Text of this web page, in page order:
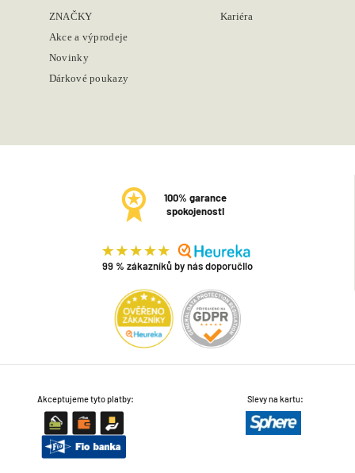
ZNAČKY
Akce a výprodeje
Novinky
Dárkové poukazy
Kariéra
100% garance
spokojenosti
99 % zákazníků by nás doporučilo
Akceptujeme tyto platby: Slevy na kartu: